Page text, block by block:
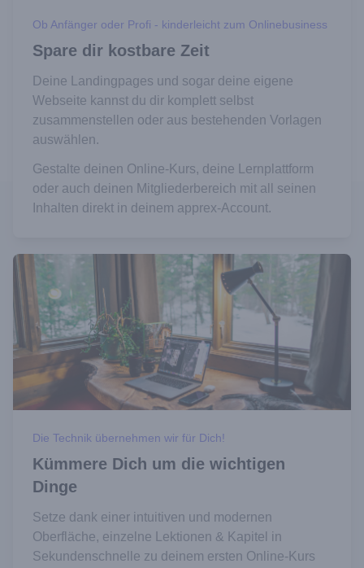
Ob Anfänger oder Profi - kinderleicht zum Onlinebusiness
Spare dir kostbare Zeit
Deine Landingpages und sogar deine eigene
Webseite kannst du dir komplett selbst
zusammenstellen oder aus bestehenden Vorlagen
auswählen.
Gestalte deinen Online-Kurs, deine Lernplattform
oder auch deinen Mitgliederbereich mit all seinen
Inhalten direkt in deinem apprex-Account.
Die Technik übernehmen wir für Dich!
Kümmere Dich um die wichtigen
Dinge
Setze dank einer intuitiven und modernen
Oberfläche, einzelne Lektionen & Kapitel in
Sekundenschnelle zu deinem ersten Online-Kurs